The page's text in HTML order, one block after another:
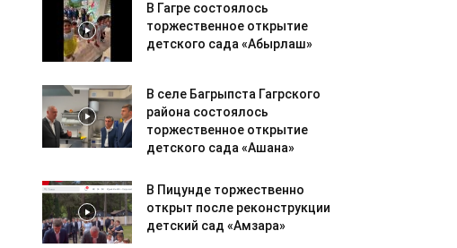
В Гагре состоялось
торжественное открытие
детского сада «Абырлаш»
В селе Багрыпста Гагрского
района состоялось
торжественное открытие
детского сада «Ашана»
В Пицунде торжественно
открыт после реконструкции
детский сад «Амзара»